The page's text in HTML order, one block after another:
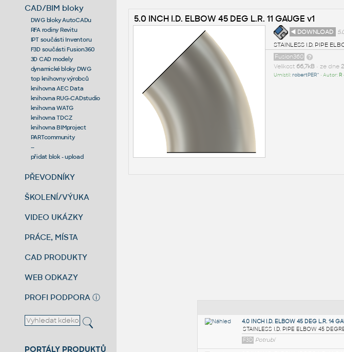
CAD/BIM bloky
DWG bloky AutoCADu
RFA rodiny Revitu
IPT součásti Inventoru
F3D součásti Fusion360
3D CAD modely
dynamické bloky DWG
top knihovny výrobců
knihovna AEC Data
knihovna RUG-CADstudio
knihovna WATG
knihovna TDCZ
knihovna BIMproject
PARTcommunity
--
přidat blok - upload
PŘEVODNÍKY
ŠKOLENÍ/VÝUKA
VIDEO UKÁZKY
PRÁCE, MÍSTA
CAD PRODUKTY
WEB ODKAZY
PROFI PODPORA ⓘ
PORTÁLY PRODUKTŮ
5.0 INCH I.D. ELBOW 45 DEG L.R. 11 GAUGE v1
◄ DOWNLOAD
STAINLESS I.D. PIPE
Fusion360
Velikost 66,7kB• ze dne
Umístil:robertPER^ • Autor: R•